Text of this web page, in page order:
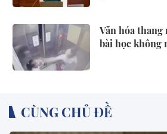
Văn hóa thang
bài học không
CÙNG CHỦ ĐỀ